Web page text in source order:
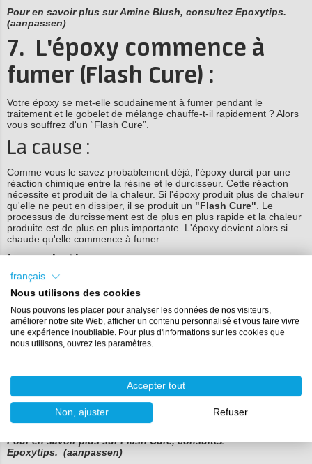
Pour en savoir plus sur Amine Blush, consultez Epoxytips.
(aanpassen)
7. L'époxy commence à
fumer (Flash Cure) :
Votre époxy se met-elle soudainement à fumer pendant le
traitement et le gobelet de mélange chauffe-t-il rapidement ? Alors
vous souffrez d'un “Flash Cure”.
La cause :
Comme vous le savez probablement déjà, l'époxy durcit par une
réaction chimique entre la résine et le durcisseur. Cette réaction
nécessite et produit de la chaleur. Si l'époxy produit plus de chaleur
qu'elle ne peut en dissiper, il se produit un "Flash Cure" . Le
processus de durcissement est de plus en plus rapide et la chaleur
produite est de plus en plus importante. L'époxy devient alors si
chaude qu'elle commence à fumer.
La solution :
grand-chose à faire. Mettez votre époxy tranquillement à l'extérieur
jusqu'à ce qu'elle ait complètement refroidi. Veillez simplement à
mettre votre gobelet mélangeur hors de portée des enfants et des
animaux domestiques. Prévenir la cure d'amertume ?
Utilisez ces conseils pour éviter que votre époxy ne devienne trop
Assurez-vous que la température ambiante n'est pas trop
élevée (20°C est la température recommandée) ;
Versez en couches moins épaisses ;
Utilisez une époxy qui durcit plus lentement.
Pour en savoir plus sur Flash Cure, consultez
Epoxytips. (aanpassen)
français
Nous utilisons des cookies
Nous pouvons les placer pour analyser les données de nos visiteurs,
améliorer notre site Web, afficher un contenu personnalisé et vous faire vivre
une expérience inoubliable. Pour plus d'informations sur les cookies que
nous utilisons, ouvrez les paramètres.
Accepter tout
Non, ajuster Refuser